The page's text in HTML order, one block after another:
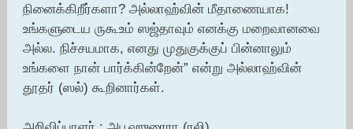
நினைக்கிறீர்களா? அல்லாஹ்வின் மீதாணையாக!
உங்களுடைய ருகூஉம் ஸஜ்தாவும் எனக்கு மறைவானவை
அல்ல. நிச்சயமாக, எனது முதுகுக்குப் பின்னாலும்
உங்களை நான் பார்க்கின்றேன்” என்று அல்லாஹ்வின்
தூதர் (ஸல்) கூறினார்கள்.